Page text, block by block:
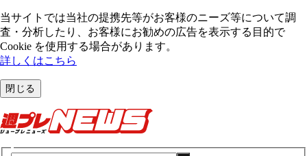
当サイトでは当社の提携先等がお客様のニーズ等について調
査・分析したり、お客様にお勧めの広告を表⽰する⽬的で
Cookie を使⽤する場合があります。
詳しくはこちら
閉じる